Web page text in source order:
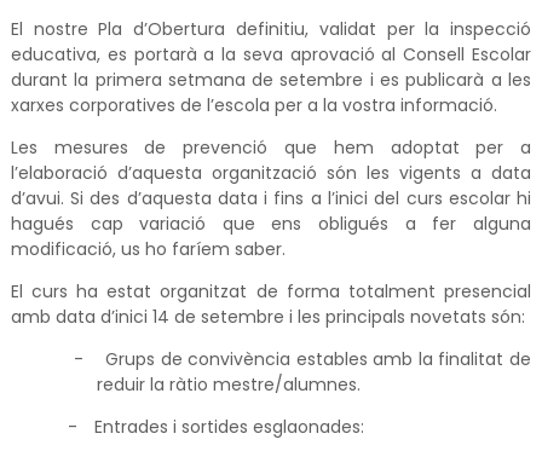
El nostre Pla d’Obertura definitiu, validat per la inspecció
educativa, es portarà a la seva aprovació al Consell Escolar
durant la primera setmana de setembre i es publicarà a les
xarxes corporatives de l’escola per a la vostra informació.
Les mesures de prevenció que hem adoptat per a
l’elaboració d’aquesta organització són les vigents a data
d’avui. Si des d’aquesta data i fins a l’inici del curs escolar hi
hagués cap variació que ens obligués a fer alguna
modificació, us ho faríem saber.
El curs ha estat organitzat de forma totalment presencial
amb data d’inici 14 de setembre i les principals novetats són:
-
Grups de convivència estables amb la finalitat de
reduir la ràtio mestre/alumnes.
-
Entrades i sortides esglaonades: